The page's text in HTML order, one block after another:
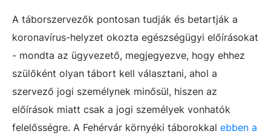
A táborszervezők pontosan tudják és betartják a
koronavírus-helyzet okozta egészségügyi előírásokat
- mondta az ügyvezető, megjegyezve, hogy ehhez
szülőként olyan tábort kell választani, ahol a
szervező jogi személynek minősül, hiszen az
előírások miatt csak a jogi személyek vonhatók
felelősségre. A Fehérvár környéki táborokkal ebben a